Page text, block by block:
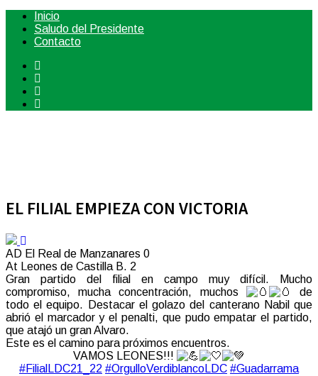
Inicio
Saludo del Presidente
Contacto
EL FILIAL EMPIEZA CON VICTORIA
AD El Real de Manzanares 0
At Leones de Castilla B. 2
Gran partido del filial en campo muy difícil. Mucho
compromiso, mucha concentración, muchos
de
todo el equipo. Destacar el golazo del canterano Nabil que
abrió el marcador y el penalti, que pudo empatar el partido,
que atajó un gran Alvaro.
Este es el camino para próximos encuentros.
VAMOS LEONES!!!
#FilialLDC21_22 #OrgulloVerdiblancoLDC #Guadarrama